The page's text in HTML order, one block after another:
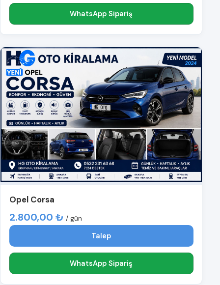
WhatsApp Sipariş
Opel Corsa
2.800,00 ₺ / gün
Talep
WhatsApp Sipariş